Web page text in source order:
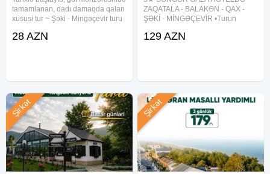
tamamlanan, dadı damaqda qalan
xüsusi tur ~ Şəki - Mingəçevir turu
29, 30 Avqust •Qiymətlər: •Ekonom
28 AZN
ZAQATALA - BALAKƏN - QAX -
ŞƏKİ - MİNGƏÇEVİR •Turun
•Tarix: 5-6, 12-13, 19-20, 26-27
129 AZN
Şirkət Şirkət